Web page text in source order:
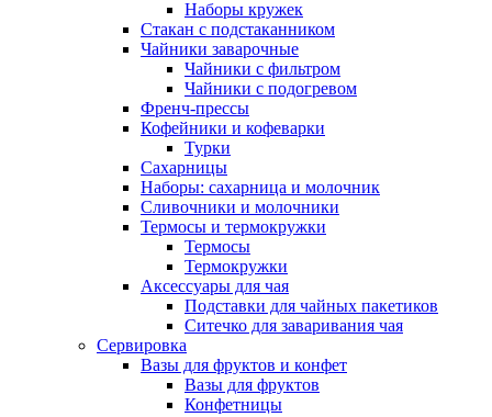
Наборы кружек
Стакан с подстаканником
Чайники заварочные
Чайники с фильтром
Чайники с подогревом
Френч-прессы
Кофейники и кофеварки
Турки
Сахарницы
Наборы: сахарница и молочник
Сливочники и молочники
Термосы и термокружки
Термосы
Термокружки
Аксессуары для чая
Подставки для чайных пакетиков
Ситечко для заваривания чая
Сервировка
Вазы для фруктов и конфет
Вазы для фруктов
Конфетницы